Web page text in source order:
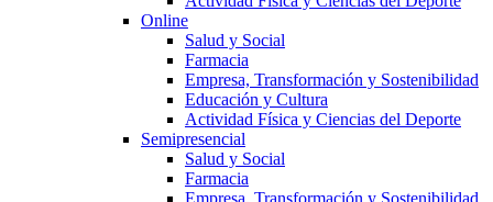
Online
Salud y Social
Farmacia
Empresa, Transformación y Sostenibilidad
Educación y Cultura
Actividad Física y Ciencias del Deporte
Semipresencial
Salud y Social
Farmacia
Empresa, Transformación y Sostenibilidad